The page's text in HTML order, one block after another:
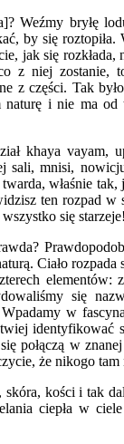
Weźmy bryłę
by się
jak się
z niej zostanie,
z części. Tak
naturę i nie ma
khaya vayam,
sali, mnisi,
właśnie
ten rozpad
się
Ciało
się
w
identyfikować
połączą w
że nikogo tam
kości i tak
ciepła w